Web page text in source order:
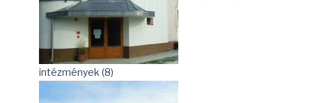
intézmények (8)